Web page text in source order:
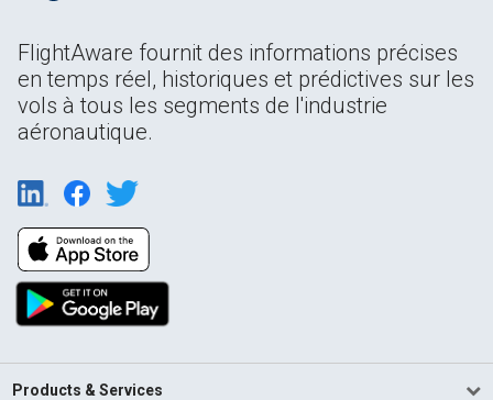
FlightAware fournit des informations précises
en temps réel, historiques et prédictives sur les
vols à tous les segments de l'industrie
aéronautique.
Products & Services